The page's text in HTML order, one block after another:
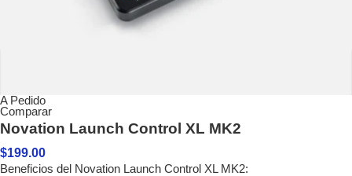
A Pedido
Comparar
Novation Launch Control XL MK2
$199.00
Beneficios del Novation Launch Control XL MK2: